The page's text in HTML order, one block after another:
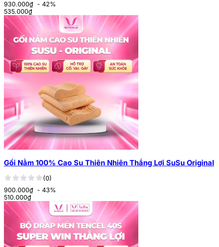
930.000₫ - 42%
535.000₫
Gối Nằm 100% Cao Su Thiên Nhiên Thắng Lợi SuSu Original
(0)
900.000₫ - 43%
510.000₫